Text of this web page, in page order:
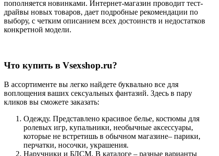
пополняется новинками. Интернет-магазин проводит тест-
драйвы новых товаров, дает подробные рекомендации по
выбору, с четким описанием всех достоинств и недостатков
конкретной модели.
Что купить в Vsexshop.ru?
В ассортименте вы легко найдете буквально все для
воплощения ваших сексуальных фантазий. Здесь в пару
кликов вы сможете заказать:
Одежду. Представлено красивое белье, костюмы для
ролевых игр, купальники, необычные аксессуары,
которые не встретишь в обычном магазине– парики,
перчатки, носочки, украшения.
Наручники и БДСМ. В каталоге – разные варианты